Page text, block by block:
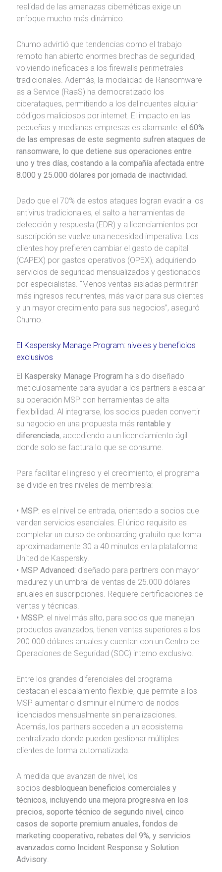
realidad de las amenazas cibernéticas exige un
enfoque mucho más dinámico.
Chumo advirtió que tendencias como el trabajo
remoto han abierto enormes brechas de seguridad,
volviendo ineficaces a los firewalls perimetrales
tradicionales. Además, la modalidad de Ransomware
as a Service (RaaS) ha democratizado los
ciberataques, permitiendo a los delincuentes alquilar
códigos maliciosos por internet. El impacto en las
pequeñas y medianas empresas es alarmante: el 60%
de las empresas de este segmento sufren ataques de
ransomware, lo que detiene sus operaciones entre
uno y tres días, costando a la compañía afectada entre
8.000 y 25.000 dólares por jornada de inactividad
Dado que el 70% de estos ataques logran evadir a los
antivirus tradicionales, el salto a herramientas de
detección y respuesta (EDR) y a licenciamientos por
suscripción se vuelve una necesidad imperativa. Los
clientes hoy prefieren cambiar el gasto de capital
(CAPEX) por gastos operativos (OPEX), adquiriendo
servicios de seguridad mensualizados y gestionados
por especialistas. “Menos ventas aisladas permitirán
más ingresos recurrentes, más valor para sus clientes
y un mayor crecimiento para sus negocios”, aseguró
Chumo.
El Kaspersky Manage Program: niveles y beneficios
exclusivos
El Kaspersky Manage Program ha sido diseñado
meticulosamente para ayudar a los partners a escalar
su operación MSP con herramientas de alta
flexibilidad. Al integrarse, los socios pueden convertir
su negocio en una propuesta más rentable y
diferenciada, accediendo a un licenciamiento ágil
donde solo se factura lo que se consume.
Para facilitar el ingreso y el crecimiento, el programa
se divide en tres niveles de membresía:
• MSP: es el nivel de entrada, orientado a socios que
venden servicios esenciales. El único requisito es
completar un curso de onboarding gratuito que toma
aproximadamente 30 a 40 minutos en la plataforma
United de Kaspersky.
• MSP Advanced: diseñado para partners con mayor
madurez y un umbral de ventas de 25.000 dólares
anuales en suscripciones. Requiere certificaciones de
ventas y técnicas.
• MSSP: el nivel más alto, para socios que manejan
productos avanzados, tienen ventas superiores a los
200.000 dólares anuales y cuentan con un Centro de
Operaciones de Seguridad (SOC) interno exclusivo.
Entre los grandes diferenciales del programa
destacan el escalamiento flexible, que permite a los
MSP aumentar o disminuir el número de nodos
licenciados mensualmente sin penalizaciones.
Además, los partners acceden a un ecosistema
centralizado donde pueden gestionar múltiples
clientes de forma automatizada.
A medida que avanzan de nivel, los
socios desbloquean beneficios comerciales y
técnicos, incluyendo una mejora progresiva en los
precios, soporte técnico de segundo nivel, cinco
casos de soporte premium anuales, fondos de
marketing cooperativo, rebates del 9%, y servicios
avanzados como Incident Response y Solution
Advisory.